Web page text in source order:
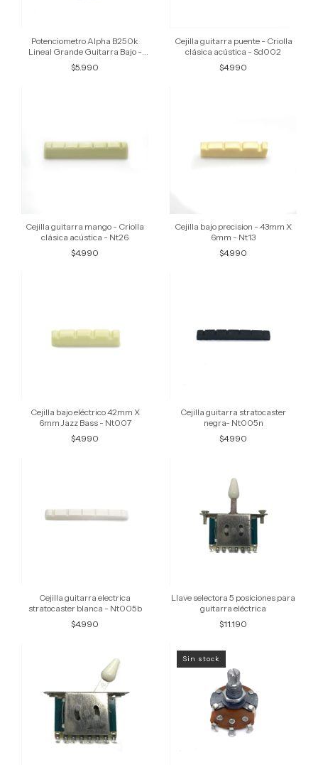
Potenciometro Alpha B250k
Lineal Grande Guitarra Bajo -
He60
$5.990
Cejilla guitarra puente - Criolla
clásica acústica - Sd002
$4.990
Cejilla guitarra mango - Criolla
clásica acústica - Nt26
$4.990
Cejilla bajo precision - 43mm X
6mm - Nt13
$4.990
Cejilla bajo eléctrico 42mm X
6mm Jazz Bass - Nt007
$4.990
Cejilla guitarra stratocaster
negra- Nt005n
$4.990
Cejilla guitarra electrica
stratocaster blanca - Nt005b
$4.990
Llave selectora 5 posiciones para
guitarra eléctrica
$11.190
Sin stock